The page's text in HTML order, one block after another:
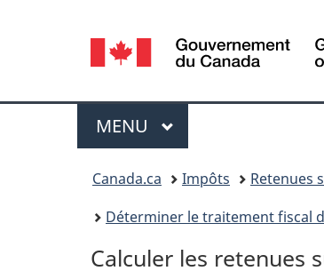
Sélection
de
la
langue
Menu
MENU PRINCIPAL
Canada.ca Impôts Retenues
Déterminer le traitement fiscal
Calculer les retenues